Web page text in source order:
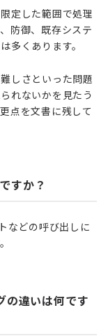
定した範囲で処理
防御、既存システ
多くあります。
しさといった問題
れないかを見たう
点を文書に残して
すか？
などの呼び出しに
の違いは何です